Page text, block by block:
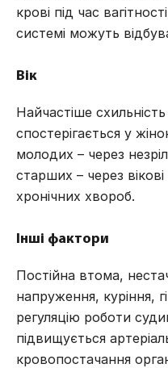
крові під час
системі можуть
Вік
Найчастіше
спостерігається у
молодих – через
старших – через вікові
хронічних хвороб.
Інші фактори
Постійна втома,
напруження, куріння,
регуляцію роботи
підвищується
кровопостачання